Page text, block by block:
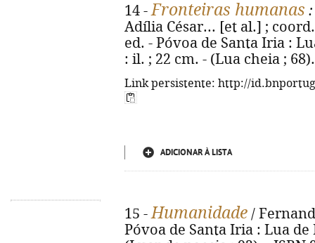
14 -Fronteiras humanas
Adília César... [et al.] ;
ed. - Póvoa de Santa Iria :
: il. ; 22 cm. - (Lua cheia ;
Link persistente: http://
ADICIONAR À LISTA
15 -Humanidade /
Póvoa de Santa Iria : Lua